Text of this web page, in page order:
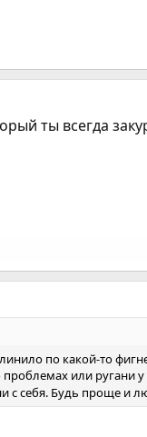
ты всегда
по какой-то
или ругани
с себя. Будь проще и